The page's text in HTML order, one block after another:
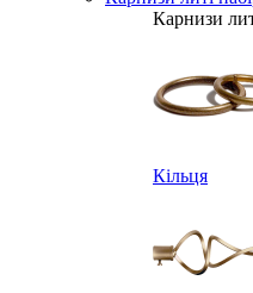
Карнизи
Кільця